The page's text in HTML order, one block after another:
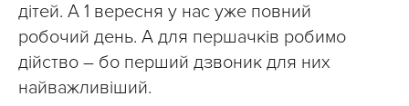
дітей. А 1 вересня у нас уже повний
робочий день. А для першачків робимо
дійство – бо перший дзвоник для них
найважливіший.